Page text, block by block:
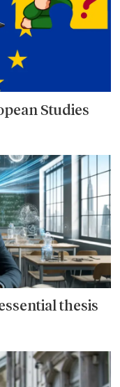
Studies
thesis